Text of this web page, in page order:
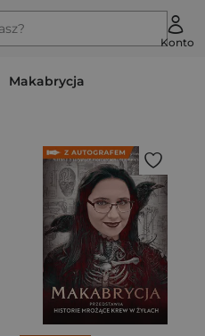
Konto
Makabrycja